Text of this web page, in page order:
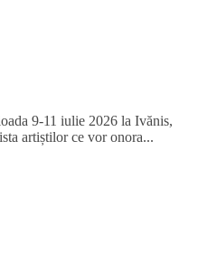
9-11 iulie 2026 la Ivănis,
artiștilor ce vor onora...